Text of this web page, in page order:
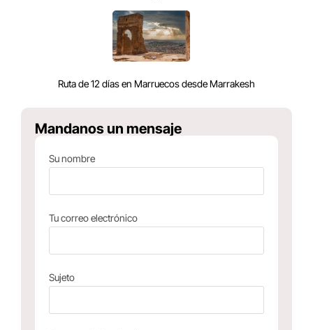
Ruta de 12 días en Marruecos desde Marrakesh
Mandanos un mensaje
Su nombre
Tu correo electrónico
Sujeto